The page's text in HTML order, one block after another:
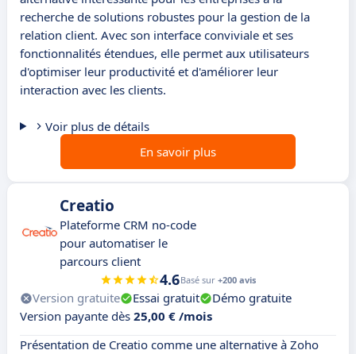
recherche de solutions robustes pour la gestion de la
relation client. Avec son interface conviviale et ses
fonctionnalités étendues, elle permet aux utilisateurs
d'optimiser leur productivité et d'améliorer leur
interaction avec les clients.
Voir plus de détails
En savoir plus
Creatio
Plateforme CRM no-code
pour automatiser le
parcours client
4.6Basé sur +200 avis
Version gratuite Essai gratuit
Démo gratuite
Version payante dès 25,00 € /mois
Présentation de Creatio comme une alternative à Zoho